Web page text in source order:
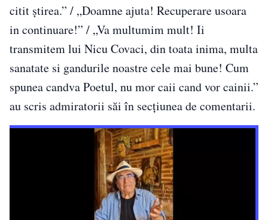
citit știrea.” / „Doamne ajuta! Recuperare usoara
in continuare!” / „Va multumim mult! Ii
transmitem lui Nicu Covaci, din toata inima, multa
sanatate si gandurile noastre cele mai bune! Cum
spunea candva Poetul, nu mor caii cand vor cainii.”
au scris admiratorii săi în secțiunea de comentarii.